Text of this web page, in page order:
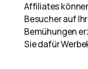
Affiliates
Besucher auf
Bemühungen
Sie dafür